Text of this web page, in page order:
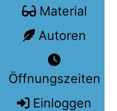
Material
Autoren
Öffnungszeiten
Einloggen